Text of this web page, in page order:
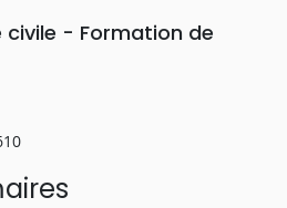
- Formation de